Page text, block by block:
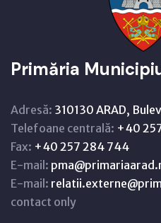
Primăria
Adresă: 310130 ARAD,
Telefoane centrală: +40
Fax: +40 257 284 744
E-mail:
E-mail:
contact only